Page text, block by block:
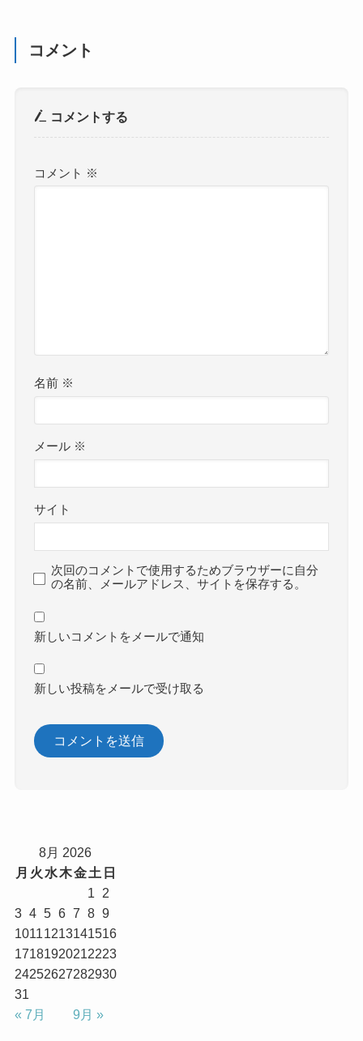
コメント
コメントする
コメント ※
名前 ※
メール ※
サイト
次回のコメントで使用するためブラウザーに自分
の名前、メールアドレス、サイトを保存する。
新しいコメントをメールで通知
新しい投稿をメールで受け取る
8月 2026
月 火 水木金土 日
1
2
3 4 5 6 7 8 9
10111213141516
17181920212223
24252627282930
31
« 7月
9月 »